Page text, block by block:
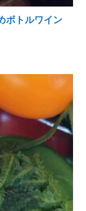
ボトルワイン